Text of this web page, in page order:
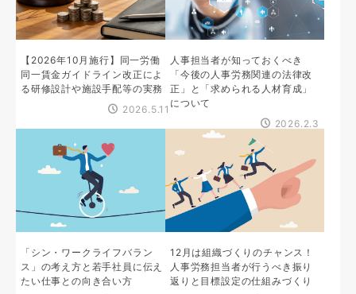
【2026年10月施行】同一労働
同一賃金ガイドライン改正によ
る研修設計や施設手配等の実務
2026.5.11
人事担当者が知っておくべき
「今後の人事労務関連の法律改
正」と「求められる人材育成」
について
2026.2.3
「シン・ワークライフバラン
ス」の考え方と若手社員に伝え
たい仕事との向き合い方
12月は組織づくりのチャンス！
人事労務担当者が行うべき振り
返りと目標設定の仕組みづくり